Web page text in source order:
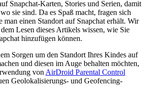
Snapchat-Karten, Stories und Serien, damit
sie sind. Da es Spaß macht, fragen sich
man einen Standort auf Snapchat erhält. Wir
Lesen dieses Artikels wissen, wie Sie
hinzufügen können.
Sorgen um den Standort Ihres Kindes auf
und diesen im Auge behalten möchten,
von AirDroid Parental Control
Geolokalisierungs- und Geofencing-